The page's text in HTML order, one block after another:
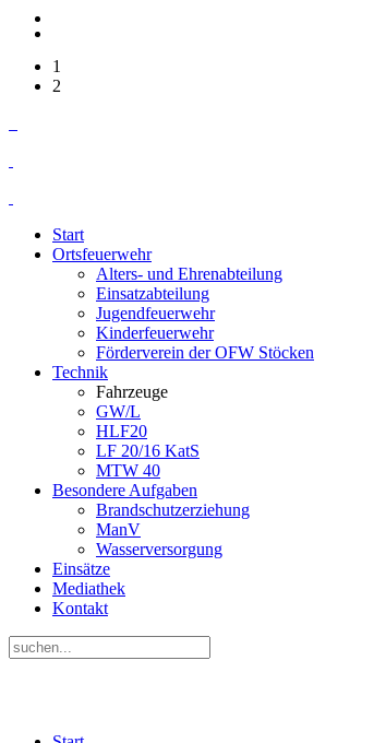
1
2
Start
Ortsfeuerwehr
Alters- und Ehrenabteilung
Einsatzabteilung
Jugendfeuerwehr
Kinderfeuerwehr
Förderverein der OFW Stöcken
Technik
Fahrzeuge
GW/L
HLF20
LF 20/16 KatS
MTW 40
Besondere Aufgaben
Brandschutzerziehung
ManV
Wasserversorgung
Einsätze
Mediathek
Kontakt